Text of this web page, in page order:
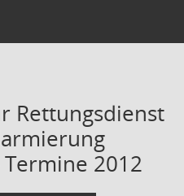
Rettungsdienst
2012